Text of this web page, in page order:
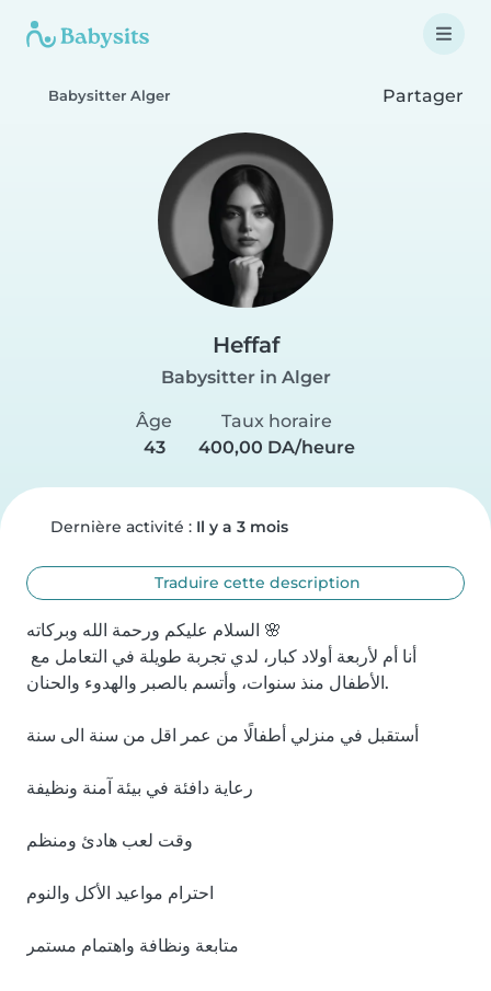
Babysitter Alger Partager
Heffaf
Babysitter in Alger
Âge
43
Taux horaire
400,00 DA/heure
Dernière activité : Il y a 3 mois
Traduire cette description
السلام عليكم ورحمة الله وبركاته 🌸
الأطفال منذ سنوات، وأتسم بالصبر والهدوء والحنان.
أستقبل في منزلي أطفالًا من عمر اقل من سنة الى سنة
رعاية دافئة في بيئة آمنة ونظيفة
وقت لعب هادئ ومنظم
احترام مواعيد الأكل والنوم
متابعة ونظافة واهتمام مستمر